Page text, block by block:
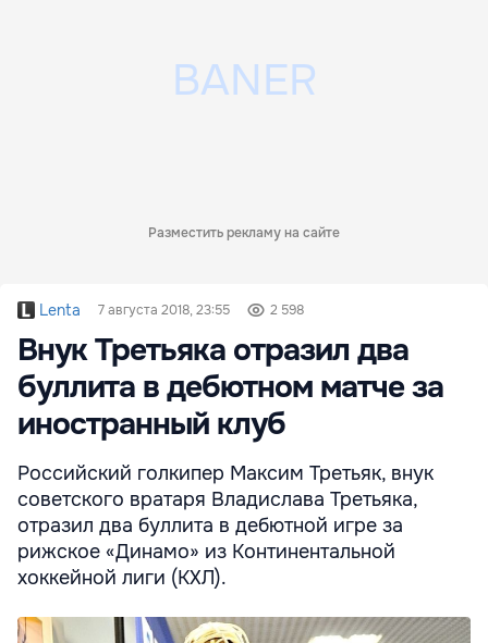
Разместить рекламу на сайте
Lenta 7 августа 2018, 23:55 2 598
Внук Третьяка отразил два
буллита в дебютном матче за
иностранный клуб
Российский голкипер Максим Третьяк, внук
советского вратаря Владислава Третьяка,
отразил два буллита в дебютной игре за
рижское «Динамо» из Континентальной
хоккейной лиги (КХЛ).